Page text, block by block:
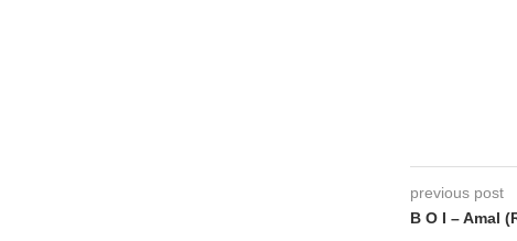
previous post
B O I – Amal